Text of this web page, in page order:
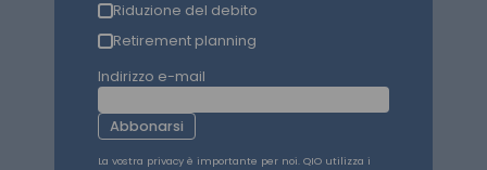
Riduzione del debito
Retirement planning
Indirizzo e-mail
Abbonarsi
La vostra privacy è importante per noi. QIO utilizza i